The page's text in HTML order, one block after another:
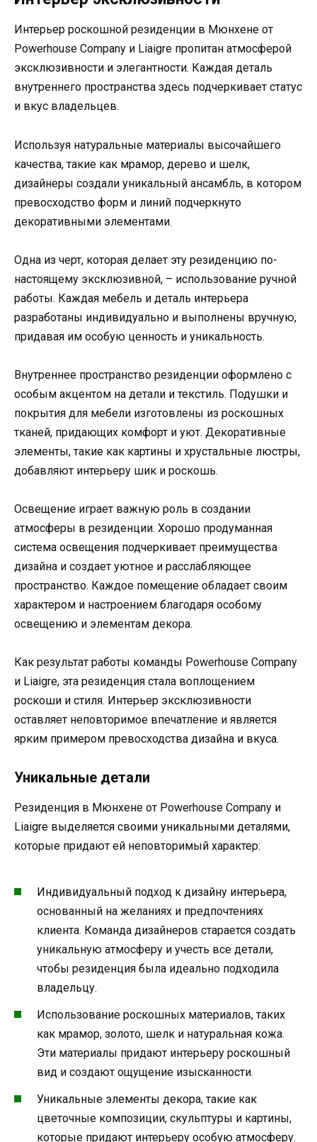
Интерьер роскошной резиденции в Мюнхене от
Powerhouse Company и Liaigre пропитан атмосферой
эксклюзивности и элегантности. Каждая деталь
внутреннего пространства здесь подчеркивает статус
и вкус владельцев.
Используя натуральные материалы высочайшего
качества, такие как мрамор, дерево и шелк,
дизайнеры создали уникальный ансамбль, в котором
превосходство форм и линий подчеркнуто
декоративными элементами.
Одна из черт, которая делает эту резиденцию по-
настоящему эксклюзивной, – использование ручной
работы. Каждая мебель и деталь интерьера
разработаны индивидуально и выполнены вручную,
придавая им особую ценность и уникальность.
Внутреннее пространство резиденции оформлено с
особым акцентом на детали и текстиль. Подушки и
покрытия для мебели изготовлены из роскошных
тканей, придающих комфорт и уют. Декоративные
элементы, такие как картины и хрустальные люстры,
добавляют интерьеру шик и роскошь.
Освещение играет важную роль в создании
атмосферы в резиденции. Хорошо продуманная
система освещения подчеркивает преимущества
дизайна и создает уютное и расслабляющее
пространство. Каждое помещение обладает своим
характером и настроением благодаря особому
освещению и элементам декора.
Как результат работы команды Powerhouse Company
и Liaigre, эта резиденция стала воплощением
роскоши и стиля. Интерьер эксклюзивности
оставляет неповторимое впечатление и является
ярким примером превосходства дизайна и вкуса.
Уникальные детали
Резиденция в Мюнхене от Powerhouse Company и
Liaigre выделяется своими уникальными деталями,
которые придают ей неповторимый характер:
Индивидуальный подход к дизайну интерьера,
основанный на желаниях и предпочтениях
клиента. Команда дизайнеров старается создать
уникальную атмосферу и учесть все детали,
чтобы резиденция была идеально подходила
владельцу.
Использование роскошных материалов, таких
как мрамор, золото, шелк и натуральная кожа.
Эти материалы придают интерьеру роскошный
вид и создают ощущение изысканности.
Уникальные элементы декора, такие как
цветочные композиции, скульптуры и картины,
которые придают интерьеру особую атмосферу.